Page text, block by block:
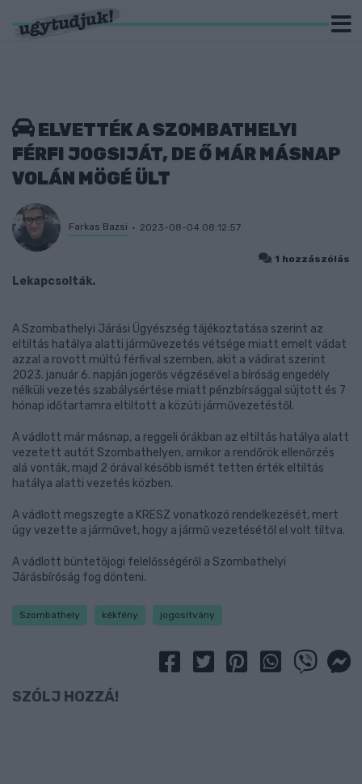
ELVETTÉK A SZOMBATHELYI
FÉRFI JOGSIJÁT, DE Ő MÁR MÁSNAP
VOLÁN MÖGÉ ÜLT
Farkas Bazsi 2023-08-04 08:12:57
1 hozzászólás
Lekapcsolták.
A Szombathelyi Járási Ügyészség tájékoztatása szerint az
eltiltás hatálya alatti járművezetés vétsége miatt emelt vádat
azzal a rovott múltú férfival szemben, akit a vádirat szerint
2023. január 6. napján jogerős végzésével a bíróság engedély
nélküli vezetés szabálysértése miatt pénzbírsággal sújtott és 7
hónap időtartamra eltiltott a közúti járművezetéstől.
A vádlott már másnap, a reggeli órákban az eltiltás hatálya alatt
vezetett autót Szombathelyen, amikor a rendőrök ellenőrzés
alá vonták, majd 2 órával később ismét tetten érték eltiltás
hatálya alatti vezetés közben.
A vádlott megszegte a KRESZ vonatkozó rendelkezését, mert
úgy vezette a járművet, hogy a jármű vezetésétől el volt tiltva.
A vádlott büntetőjogi felelősségéről a Szombathelyi
Járásbíróság fog dönteni.
Szombathely kékfény jogosítvány
SZÓLJ HOZZÁ!